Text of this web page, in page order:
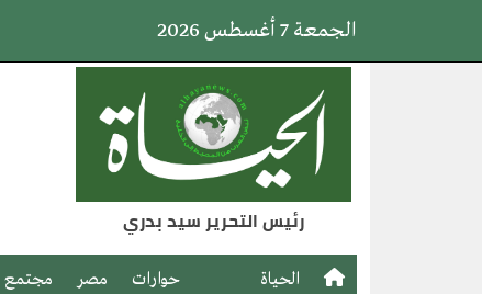
الجمعة 7 أغسطس 2026
رئيس التحرير سيد بدري
الحياة
حوارات مصر
مجتمع